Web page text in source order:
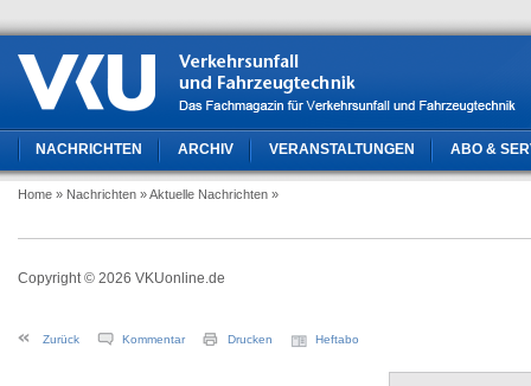
NACHRICHTEN ARCHIV VERANSTALTUNGEN ABO &
Home » Nachrichten » Aktuelle Nachrichten »
Copyright © 2026 VKUonline.de
Zurück Kommentar Drucken Heftabo